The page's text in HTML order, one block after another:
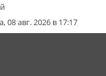
08 авг. 2026 в 17:17